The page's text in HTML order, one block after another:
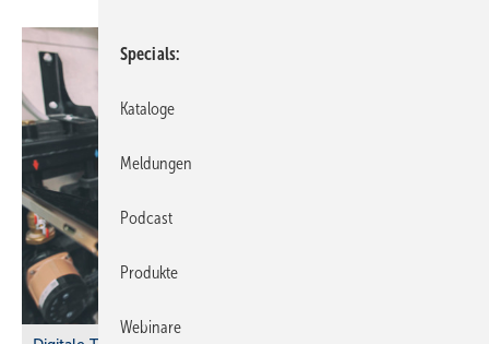
Specials
Kataloge
Meldungen
Podcast
Produkte
Webinare